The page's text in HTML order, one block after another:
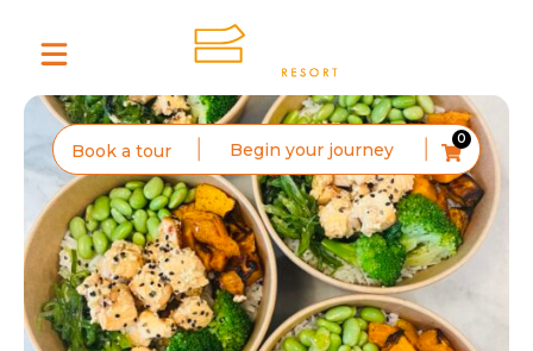
Book a tour Begin your journey 0